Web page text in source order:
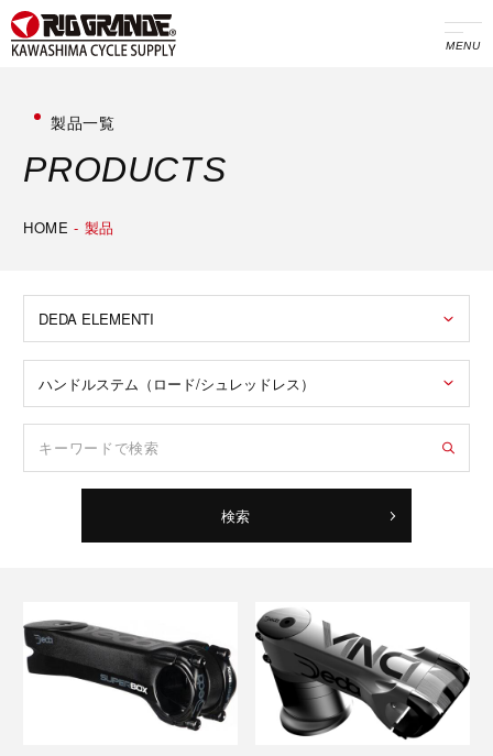
MENU
製品一覧
PRODUCTS
HOME - 製品
検索